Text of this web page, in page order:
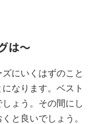
は～
にいくはずのこと
なります。ベスト
ょう。その間にし
と良いでしょう。